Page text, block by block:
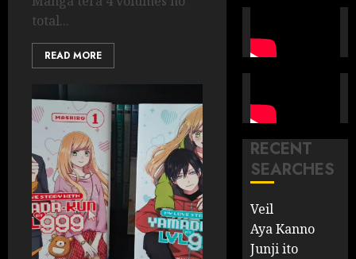
total...
READ MORE
RECENT
SEARCHES
Veil
Aya Kanno
Junji ito